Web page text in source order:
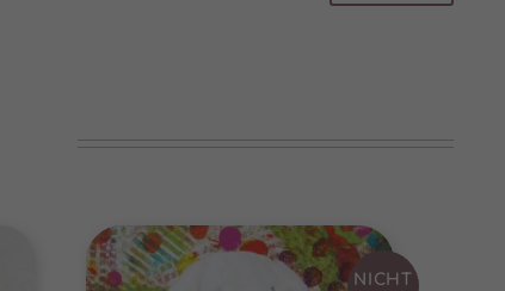
NICHT